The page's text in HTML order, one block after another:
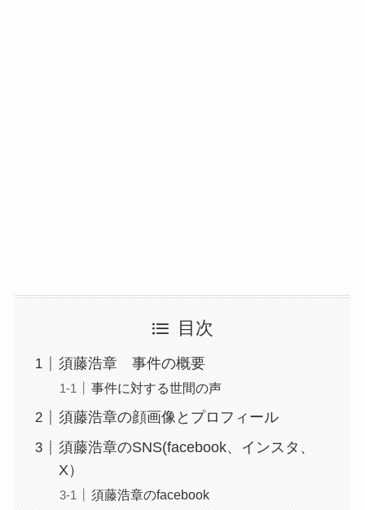
目次
須藤浩章 事件の概要
事件に対する世間の声
須藤浩章の顔画像とプロフィール
須藤浩章のSNS(facebook、インスタ、
X）
須藤浩章のfacebook